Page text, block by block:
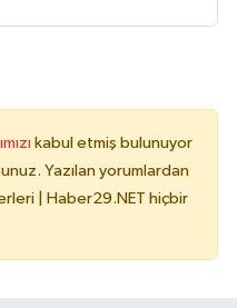
kabul etmiş bulunuyor
Yazılan yorumlardan
| Haber29.NET hiçbir